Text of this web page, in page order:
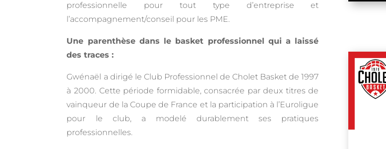
professionnelle pour tout type d’entreprise et
l’accompagnement/conseil pour les PME.
Une parenthèse dans le basket professionnel qui a laissé
des traces :
Gwénaël a dirigé le Club Professionnel de Cholet Basket de 1997
à 2000. Cette période formidable, consacrée par deux titres de
vainqueur de la Coupe de France et la participation à l’Euroligue
pour le club, a modelé durablement ses pratiques
professionnelles.